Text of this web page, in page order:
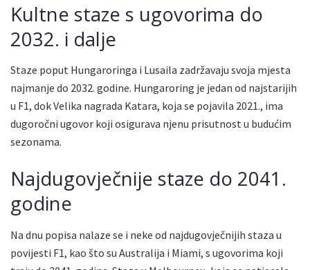
Kultne staze s ugovorima do
2032. i dalje
Staze poput Hungaroringa i Lusaila zadržavaju svoja mjesta
najmanje do 2032. godine. Hungaroring je jedan od najstarijih
u F1, dok Velika nagrada Katara, koja se pojavila 2021., ima
dugoročni ugovor koji osigurava njenu prisutnost u budućim
sezonama.
Najdugovječnije staze do 2041.
godine
Na dnu popisa nalaze se i neke od najdugovječnijih staza u
povijesti F1, kao što su Australija i Miami, s ugovorima koji